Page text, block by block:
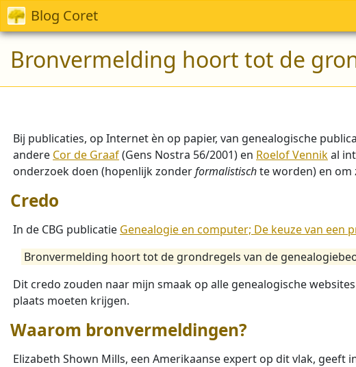
Blog Coret
Bronvermelding hoort tot de
Bij publicaties, op Internet èn op papier, van genealogische
andere Cor de Graaf(Gens Nostra 56/2001) en Roelof Vennikal
onderzoek doen (hopenlijk zonderformalistischte worden) en om
Credo
In de CBG publicatie Genealogie en computer; De keuze van een
Bronvermelding hoort tot de grondregels van de
Dit credo zouden naar mijn smaak op alle genealogische
plaats moeten krijgen.
Waarom bronvermeldingen?
Elizabeth Shown Mills, een Amerikaanse expert op dit vlak, geeft